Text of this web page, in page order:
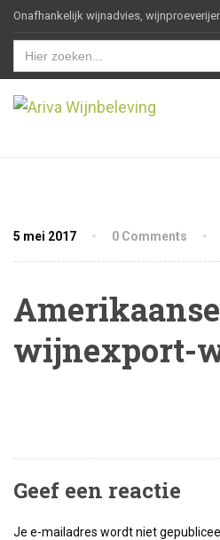
Onafhankelijk wijnadvies,
Zoek
naar:
5 mei 2017 0 Comments
wijnexport-
Geef een reactie
Je e-mailadres wordt niet